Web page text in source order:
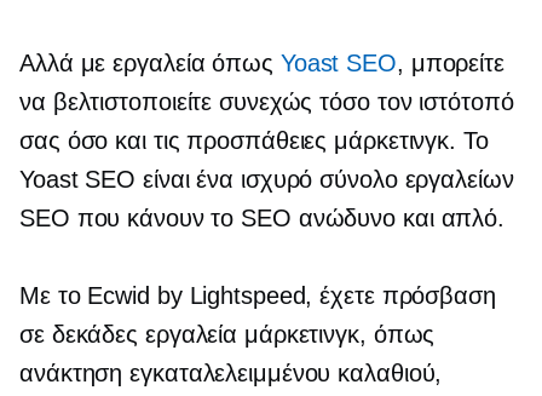
Αλλά με εργαλεία όπως Yoast SEO, μπορείτε
να βελτιστοποιείτε συνεχώς τόσο τον ιστότοπό
σας όσο και τις προσπάθειες μάρκετινγκ. Το
Yoast SEO είναι ένα ισχυρό σύνολο εργαλείων
SEO που κάνουν το SEO ανώδυνο και απλό.
Με το Ecwid by Lightspeed, έχετε πρόσβαση
σε δεκάδες εργαλεία μάρκετινγκ, όπως
ανάκτηση εγκαταλελειμμένου καλαθιού,